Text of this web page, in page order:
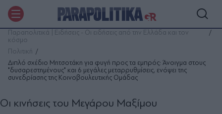
Παραπολιτικά | Ειδήσεις - Οι ειδήσεις από την Ελλάδα και τον
κόσμο
Πολιτική
Διπλό σχέδιο Μητσοτάκη για φυγή προς τα εμπρός: Άνοιγμα στους
"δυσαρεστημένους" και 6 μεγάλες μεταρρυθμίσεις, ενόψει της
συνεδρίασης της Κοινοβουλευτικής Ομάδας
Οι κινήσεις του Μεγάρου Μαξίμου